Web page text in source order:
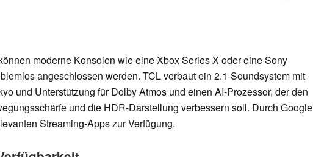
moderne Konsolen wie eine Xbox Series X oder eine Sony
angeschlossen werden. TCL verbaut ein 2.1-Soundsystem mit
und Unterstützung für Dolby Atmos und einen AI-Prozessor, der den
und die HDR-Darstellung verbessern soll. Durch Google
Streaming-Apps zur Verfügung.